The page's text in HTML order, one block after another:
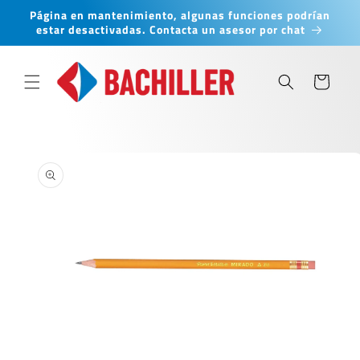
directamente
al contenido
Página en mantenimiento, algunas funciones podrían
estar desactivadas. Contacta un asesor por chat
Carrito
información
del producto